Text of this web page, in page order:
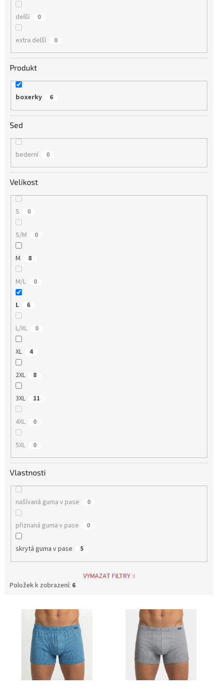
delší 0
extra delší 0
Produkt
boxerky 6
Sed
bederní 0
Velikost
S 0
S/M 0
M 8
M/L 0
L 6
L/XL 0
XL 4
2XL 8
3XL 11
4XL 0
5XL 0
Vlastnosti
našívaná guma v pase 0
přiznaná guma v pase 0
skrytá guma v pase 5
VYMAZAT FILTRY
Položek k zobrazení: 6